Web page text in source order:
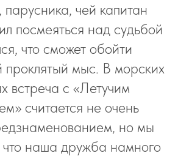
парусника, чей капитан
посмеяться над судьбой
что сможет обойти
проклятый мыс. В морских
встреча с «Летучим
считается не очень
но мы
что наша дружба намного